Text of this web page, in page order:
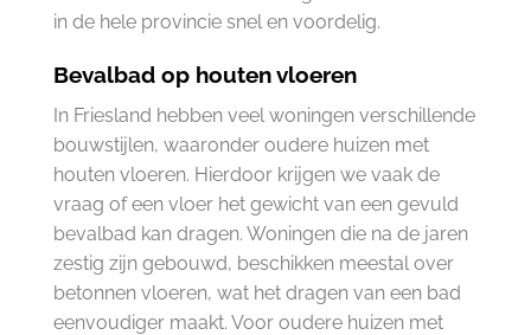
in de hele provincie snel en voordelig.
Bevalbad op houten vloeren
In Friesland hebben veel woningen verschillende
bouwstijlen, waaronder oudere huizen met
houten vloeren. Hierdoor krijgen we vaak de
vraag of een vloer het gewicht van een gevuld
bevalbad kan dragen. Woningen die na de jaren
zestig zijn gebouwd, beschikken meestal over
betonnen vloeren, wat het dragen van een bad
eenvoudiger maakt. Voor oudere huizen met